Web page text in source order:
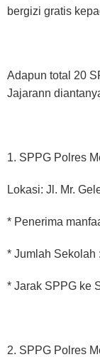
bergizi gratis
Adapun total 20
Jajarann
1. SPPG Polres
Lokasi: Jl. Mr.
* Penerima
* Jumlah Sekolah
* Jarak SPPG ke
2. SPPG Polres